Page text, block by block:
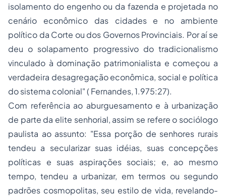
isolamento do engenho ou da fazenda e projetada no
cenário econômico das cidades e no ambiente
político da Corte ou dos Governos Provinciais. Por aí se
deu o solapamento progressivo do tradicionalismo
vinculado à dominação patrimonialista e começou a
verdadeira desagregação econômica, social e política
do sistema colonial" ( Fernandes, 1.975:27).
Com referência ao aburguesamento e à urbanização
de parte da elite senhorial, assim se refere o sociólogo
paulista ao assunto: "Essa porção de senhores rurais
tendeu a secularizar suas idéias, suas concepções
políticas e suas aspirações sociais; e, ao mesmo
tempo, tendeu a urbanizar, em termos ou segundo
padrões cosmopolitas, seu estilo de vida, revelando-